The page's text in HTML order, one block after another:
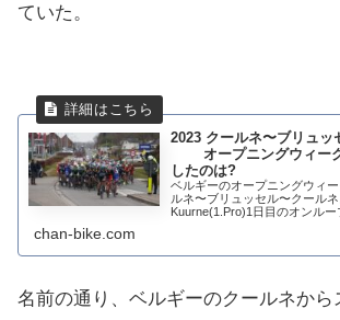
ていた。
2023 クールネ〜ブリュッ
オープニングウィーク
したのは?
ベルギーのオープニングウィ
ルネ〜ブリュッセル〜クール
Kuurne(1.Pro)1日目のオンルー
ラッドは、クラシックハンタ
chan-bike.com
名前の通り、ベルギーのクールネから